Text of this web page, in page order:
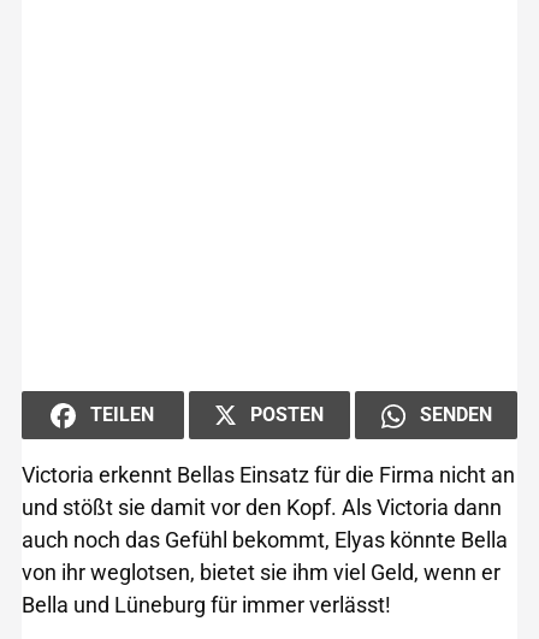
TEILEN POSTEN SENDEN
Victoria erkennt Bellas Einsatz für die Firma nicht an
und stößt sie damit vor den Kopf. Als Victoria dann
auch noch das Gefühl bekommt, Elyas könnte Bella
von ihr weglotsen, bietet sie ihm viel Geld, wenn er
Bella und Lüneburg für immer verlässt!